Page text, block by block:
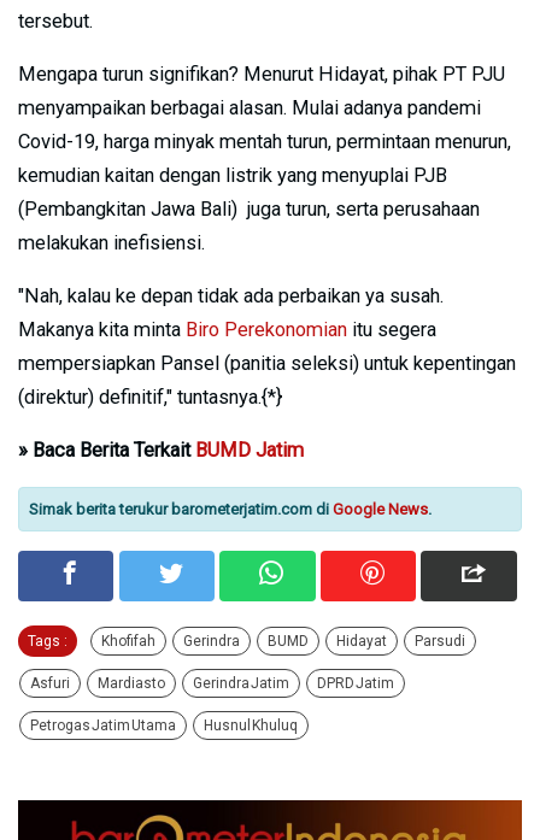
tersebut.
Mengapa turun signifikan? Menurut Hidayat, pihak PT PJU
menyampaikan berbagai alasan. Mulai adanya pandemi
Covid-19, harga minyak mentah turun, permintaan menurun,
kemudian kaitan dengan listrik yang menyuplai PJB
(Pembangkitan Jawa Bali) juga turun, serta perusahaan
melakukan inefisiensi.
"Nah, kalau ke depan tidak ada perbaikan ya susah.
Makanya kita minta Biro Perekonomian itu segera
mempersiapkan Pansel (panitia seleksi) untuk kepentingan
(direktur) definitif," tuntasnya.{*}
» Baca Berita Terkait BUMD Jatim
Simak berita terukur barometerjatim.com di Google News.
Tags : Khofifah Gerindra BUMD Hidayat Parsudi
Asfuri Mardiasto Gerindra Jatim DPRD Jatim
Petrogas Jatim Utama Husnul Khuluq